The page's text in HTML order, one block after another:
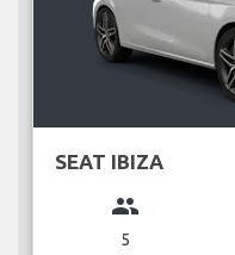
SEAT IBIZA
group
5